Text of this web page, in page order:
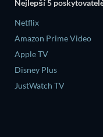
Nejlepší 5
Netflix
Amazon Prime Video
Apple TV
Disney Plus
JustWatch TV